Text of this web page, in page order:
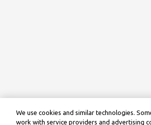
We use cookies and similar technologies.
work with service providers and advertising